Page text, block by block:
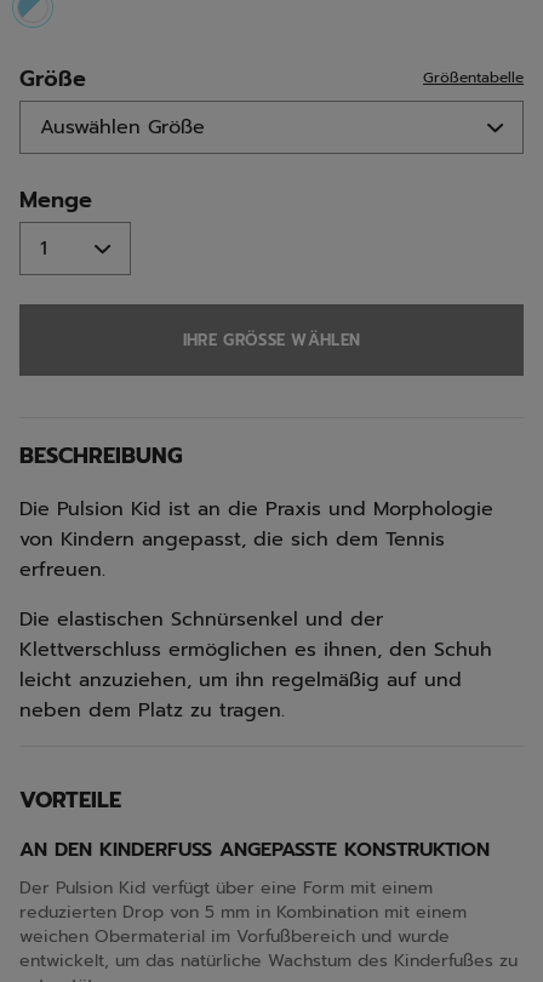
selected
Größe Größentabelle
Menge
IHRE GRÖSSE WÄHLEN
BESCHREIBUNG
Die Pulsion Kid ist an die Praxis und Morphologie
von Kindern angepasst, die sich dem Tennis
erfreuen.
Die elastischen Schnürsenkel und der
Klettverschluss ermöglichen es ihnen, den Schuh
leicht anzuziehen, um ihn regelmäßig auf und
neben dem Platz zu tragen.
VORTEILE
AN DEN KINDERFUSS ANGEPASSTE KONSTRUKTION
Der Pulsion Kid verfügt über eine Form mit einem
reduzierten Drop von 5 mm in Kombination mit einem
weichen Obermaterial im Vorfußbereich und wurde
entwickelt, um das natürliche Wachstum des Kinderfußes zu